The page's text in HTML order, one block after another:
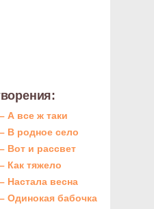
А все ж таки
В родное село
Вот и рассвет
Как тяжело
Настала весна
Одинокая бабочка